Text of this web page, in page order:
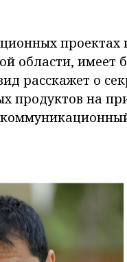
проектах
области, имеет
расскажет о
продуктов на